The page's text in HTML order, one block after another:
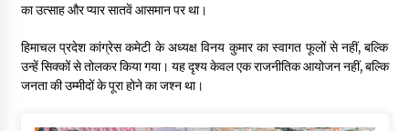
05/08/2026
का उत्साह और प्यार सातवें आसमान पर था।
हिमाचल प्रदेश कांग्रेस कमेटी के अध्यक्ष विनय कुमार का स्वागत फूलों से नहीं, बल्कि
उन्हें सिक्कों से तोलकर किया गया। यह दृश्य केवल एक राजनीतिक आयोजन नहीं, बल्कि
जनता की उम्मीदों के पूरा होने का जश्न था।